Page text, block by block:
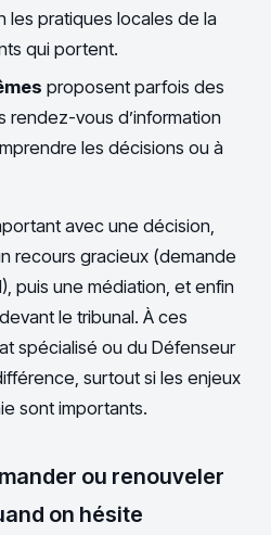
les pratiques locales de la
qui portent.
proposent parfois des
rendez-vous d’information
les décisions ou à
avec une décision,
recours gracieux (demande
puis une médiation, et enfin
le tribunal. À ces
spécialisé ou du Défenseur
surtout si les enjeux
sont importants.
ou renouveler
on hésite